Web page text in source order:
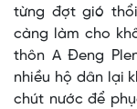
từng đợt gió
càng làm cho
thôn A Đeng
nhiều hộ dân lại
chút nước để